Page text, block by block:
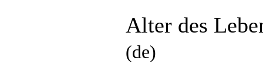
Alter des
(de)